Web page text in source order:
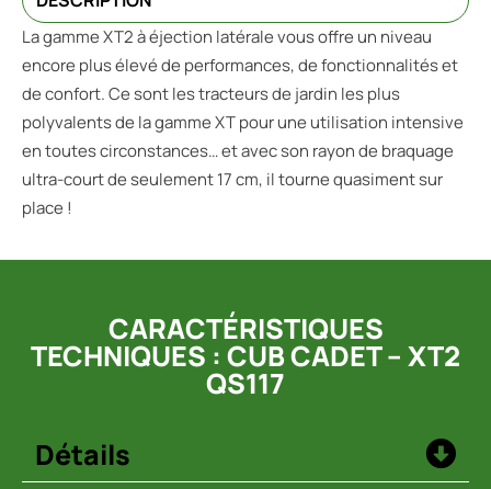
La gamme XT2 à éjection latérale vous offre un niveau
encore plus élevé de performances, de fonctionnalités et
de confort. Ce sont les tracteurs de jardin les plus
polyvalents de la gamme XT pour une utilisation intensive
en toutes circonstances… et avec son rayon de braquage
ultra-court de seulement 17 cm, il tourne quasiment sur
place !
CARACTÉRISTIQUES
TECHNIQUES : CUB CADET – XT2
QS117
Détails